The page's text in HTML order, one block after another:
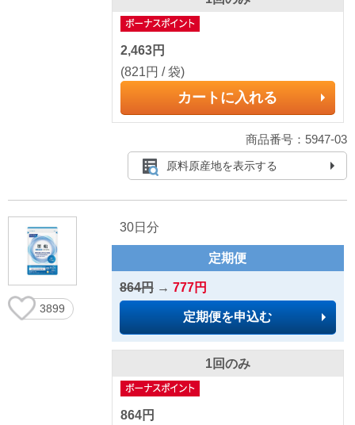
2,463円
(821円 / 袋)
カートに入れる
商品番号：5947-03
原料原産地を表示する
3899
30日分
定期便
864円→ 777円
定期便を申込む
1回のみ
864円